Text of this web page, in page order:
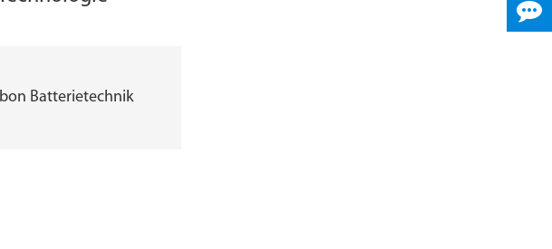
Batterietechnik